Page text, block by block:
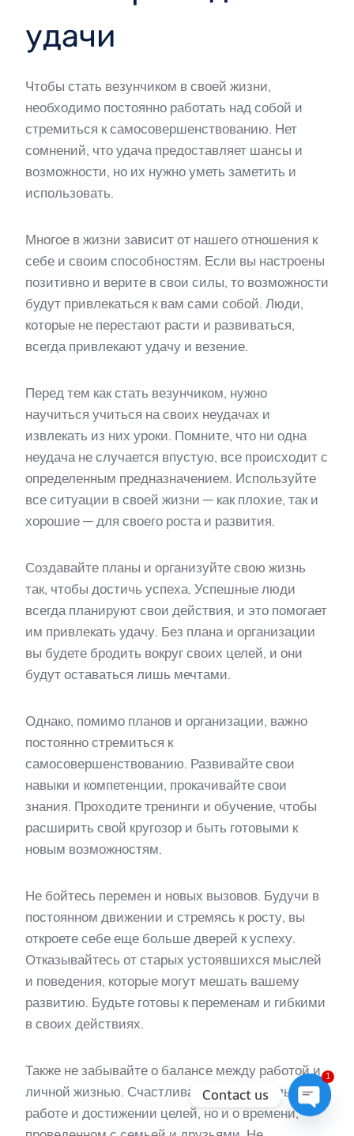
удачи
Чтобы стать везунчиком в своей жизни,
необходимо постоянно работать над собой и
стремиться к самосовершенствованию. Нет
сомнений, что удача предоставляет шансы и
возможности, но их нужно уметь заметить и
использовать.
Многое в жизни зависит от нашего отношения к
себе и своим способностям. Если вы настроены
позитивно и верите в свои силы, то возможности
будут привлекаться к вам сами собой. Люди,
которые не перестают расти и развиваться,
всегда привлекают удачу и везение.
Перед тем как стать везунчиком, нужно
научиться учиться на своих неудачах и
извлекать из них уроки. Помните, что ни одна
неудача не случается впустую, все происходит с
определенным предназначением. Используйте
все ситуации в своей жизни — как плохие, так и
хорошие — для своего роста и развития.
Создавайте планы и организуйте свою жизнь
так, чтобы достичь успеха. Успешные люди
всегда планируют свои действия, и это помогает
им привлекать удачу. Без плана и организации
вы будете бродить вокруг своих целей, и они
будут оставаться лишь мечтами.
Однако, помимо планов и организации, важно
постоянно стремиться к
самосовершенствованию. Развивайте свои
навыки и компетенции, прокачивайте свои
знания. Проходите тренинги и обучение, чтобы
расширить свой кругозор и быть готовыми к
новым возможностям.
Не бойтесь перемен и новых вызовов. Будучи в
постоянном движении и стремясь к росту, вы
откроете себе еще больше дверей к успеху.
Отказывайтесь от старых устоявшихся мыслей
и поведения, которые могут мешать вашему
развитию. Будьте готовы к переменам и гибкими
в своих действиях.
Также не забывайте о балансе между работой и
личной жизнью. Счастливая жизнь не только о
работе и достижении целей, но и о времени,
Contact us
1